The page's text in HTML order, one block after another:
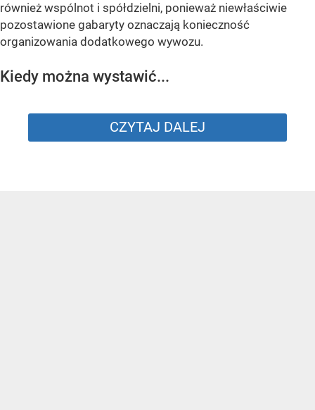
również wspólnot i spółdzielni, ponieważ niewłaściwie
pozostawione gabaryty oznaczają konieczność
organizowania dodatkowego wywozu.
Kiedy można wystawić...
CZYTAJ DALEJ